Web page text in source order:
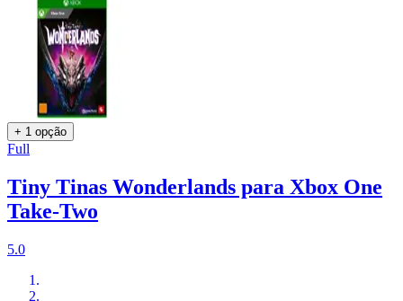
+ 1 opção
Full
Tiny Tinas Wonderlands para Xbox One
Take-Two
5.0